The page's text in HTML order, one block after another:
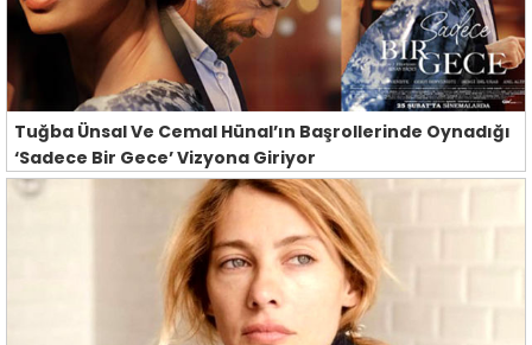
Tuğba Ünsal Ve Cemal Hünal’ın Başrollerinde Oynadığı
‘Sadece Bir Gece’ Vizyona Giriyor